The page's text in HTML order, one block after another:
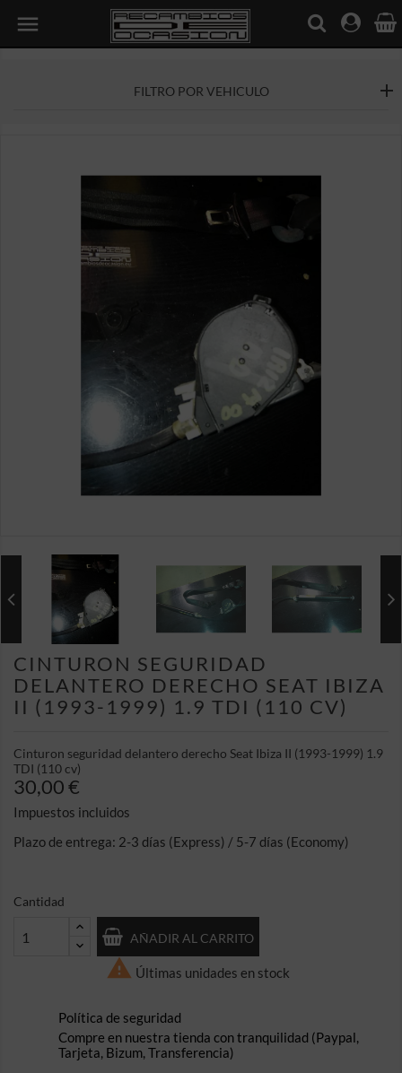

FILTRO POR VEHICULO
CINTURON SEGURIDAD
DELANTERO DERECHO SEAT IBIZA
II (1993-1999) 1.9 TDI (110 CV)
Cinturon seguridad delantero derecho Seat Ibiza II (1993-1999) 1.9
TDI (110 cv)
30,00 €
Impuestos incluidos
Plazo de entrega: 2-3 días (Express) / 5-7 días (Economy)
Cantidad
AÑADIR AL CARRITO
 Últimas unidades en stock
Política de seguridad
Compre en nuestra tienda con tranquilidad (Paypal,
Tarjeta, Bizum, Transferencia)